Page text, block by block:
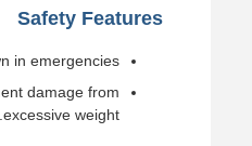
Safety Features
in emergencies.
damage from
excessive weight.